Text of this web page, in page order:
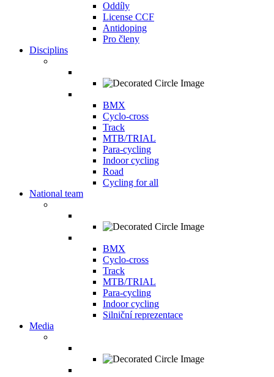
Oddíly
License CCF
Antidoping
Pro členy
Disciplins
BMX
Cyclo-cross
Track
MTB/TRIAL
Para-cycling
Indoor cycling
Road
Cycling for all
National team
BMX
Cyclo-cross
Track
MTB/TRIAL
Para-cycling
Indoor cycling
Silniční reprezentace
Media